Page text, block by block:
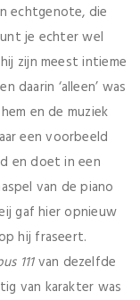
echtgenote, die
je echter wel
zijn meest intieme
daarin ‘alleen’ was
en de muziek
een voorbeeld
en doet in een
van de piano
gaf hier opnieuw
hij fraseert.
111van dezelfde
van karakter was